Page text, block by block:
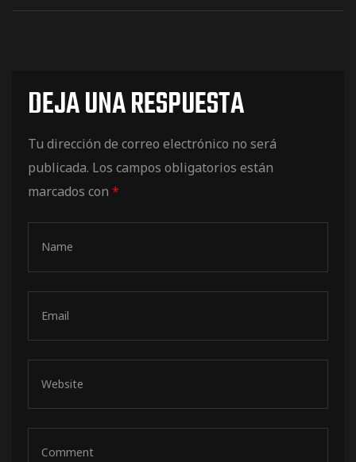
DEJA UNA RESPUESTA
Tu dirección de correo electrónico no será
publicada. Los campos obligatorios están
marcados con *
pista